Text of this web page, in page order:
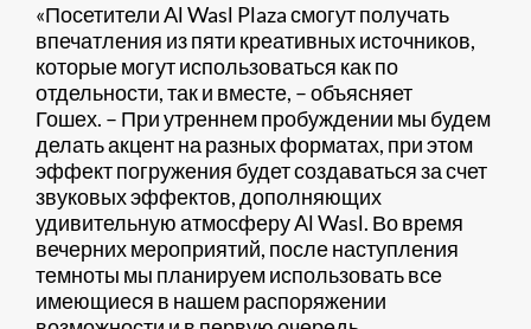
«Посетители Al Wasl Plaza смогут получать
впечатления из пяти креативных источников,
которые могут использоваться как по
отдельности, так и вместе, – объясняет
Гошех. – При утреннем пробуждении мы будем
делать акцент на разных форматах, при этом
эффект погружения будет создаваться за счет
звуковых эффектов, дополняющих
удивительную атмосферу Al Wasl. Во время
вечерних мероприятий, после наступления
темноты мы планируем использовать все
имеющиеся в нашем распоряжении